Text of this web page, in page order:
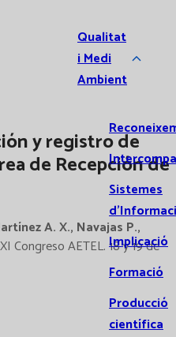
Qualitat
i Medi
Ambient
Sistemes
Implicació
Formació
Producció
científica
y registro de
de Recepción de
A. X., Navajas P.,
Congreso AETEL. 18 y 19 de